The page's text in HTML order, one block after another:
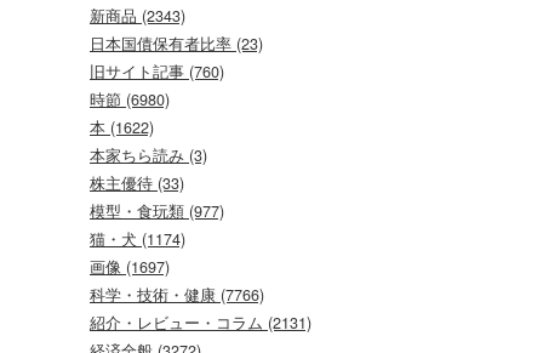
新商品 (2343)
日本国債保有者比率 (23)
旧サイト記事 (760)
時節 (6980)
本 (1622)
本家ちら読み (3)
株主優待 (33)
模型・食玩類 (977)
猫・犬 (1174)
画像 (1697)
科学・技術・健康 (7766)
紹介・レビュー・コラム (2131)